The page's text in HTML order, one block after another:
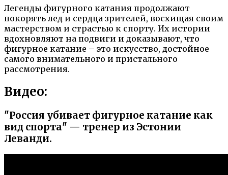
Легенды фигурного катания продолжают
покорять лед и сердца зрителей, восхищая своим
мастерством и страстью к спорту. Их истории
вдохновляют на подвиги и доказывают, что
фигурное катание – это искусство, достойное
самого внимательного и пристального
рассмотрения.
Видео:
"Россия убивает фигурное катание как
вид спорта" — тренер из Эстонии
Леванди.